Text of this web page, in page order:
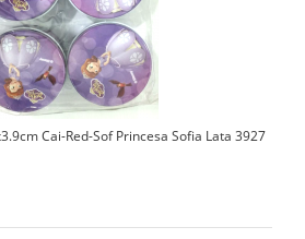
Cai-Red-Sof Princesa Sofia Lata 3927